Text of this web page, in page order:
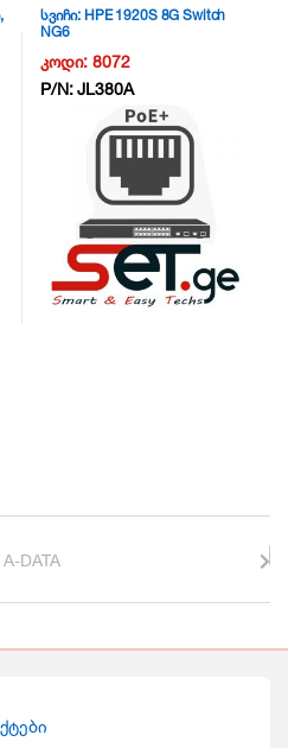
სვიჩი: HPE 1920S 8G Switch
NG6
კოდი:8072
P/N:JL380A